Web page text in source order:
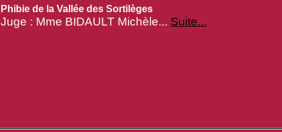
Phibie de la Vallée des Sortilèges
Juge : Mme BIDAULT Michèle... Suite...